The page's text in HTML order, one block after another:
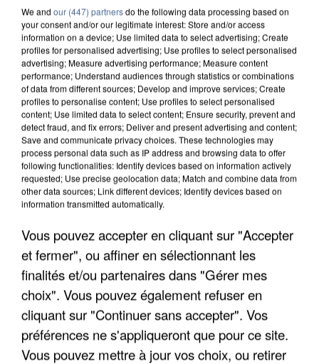
8h00
Un second cadre de la DZ Mafia interpellé en
Algérie
Un cofondateur du réseau avait été interpellé
quelques jours plus tôt.
We and our (447) partnersdo the following data processing based on
your consent and/or our legitimate interest: Store and/or access
information on a device; Use limited data to select advertising; Create
profiles for personalised advertising; Use profiles to select personalised
advertising; Measure advertising performance; Measure content
performance; Understand audiences through statistics or combinations
of data from different sources; Develop and improve services; Create
profiles to personalise content; Use profiles to select personalised
content; Use limited data to select content; Ensure security, prevent and
detect fraud, and fix errors; Deliver and present advertising and content;
Save and communicate privacy choices. These technologies may
process personal data such as IP address and browsing data to offer
following functionalities: Identify devices based on information actively
requested; Use precise geolocation data; Match and combine data from
other data sources; Link different devices; Identify devices based on
information transmitted automatically.
Vous pouvez accepter en cliquant sur "Accepter
et fermer", ou affiner en sélectionnant les
finalités et/ou partenaires dans "Gérer mes
choix". Vous pouvez également refuser en
cliquant sur "Continuer sans accepter". Vos
préférences ne s'appliqueront que pour ce site.
Vous pouvez mettre à jour vos choix, ou retirer